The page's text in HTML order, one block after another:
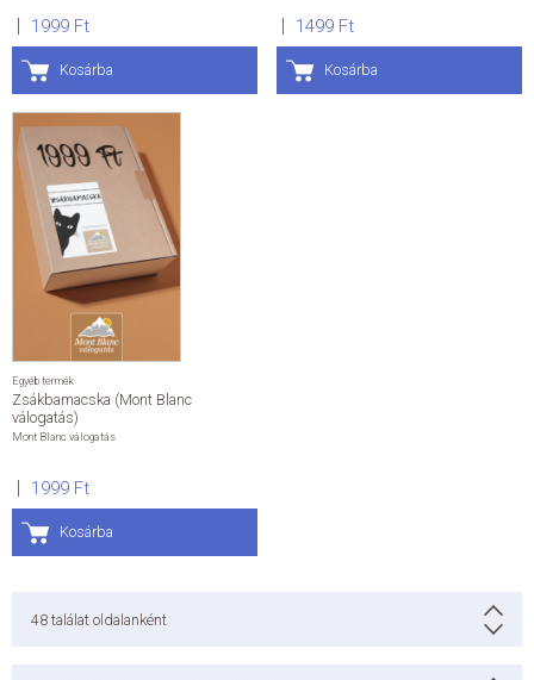
1999 Ft
Kosárba
1499 Ft
Kosárba
Egyéb termék
Zsákbamacska (Mont Blanc
válogatás)
Mont Blanc válogatás
1999 Ft
Kosárba
48 találat oldalanként